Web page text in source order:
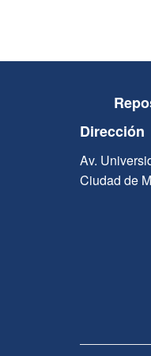
Dirección
Av.
Ciudad de